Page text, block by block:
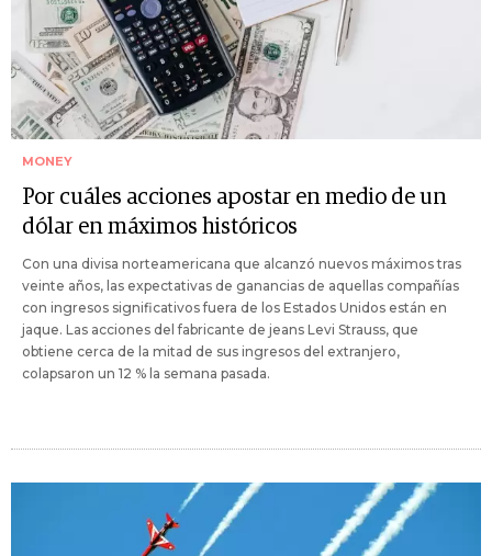
MONEY
Por cuáles acciones apostar en medio de un
dólar en máximos históricos
Con una divisa norteamericana que alcanzó nuevos máximos tras
veinte años, las expectativas de ganancias de aquellas compañías
con ingresos significativos fuera de los Estados Unidos están en
jaque. Las acciones del fabricante de jeans Levi Strauss, que
obtiene cerca de la mitad de sus ingresos del extranjero,
colapsaron un 12 % la semana pasada.